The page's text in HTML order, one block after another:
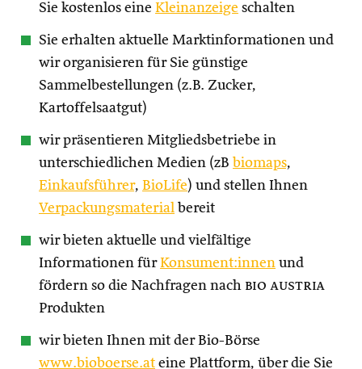
Sie kostenlos eine Kleinanzeige schalten
Sie erhalten aktuelle Marktinformationen und
wir organisieren für Sie günstige
Sammelbestellungen (z.B. Zucker,
Kartoffelsaatgut)
wir präsentieren Mitgliedsbetriebe in
unterschiedlichen Medien (zB biomaps,
Einkaufsführer, BioLife) und stellen Ihnen
Verpackungsmaterial bereit
wir bieten aktuelle und vielfältige
Informationen fürKonsument:innen und
fördern so die Nachfragen nach bio austria
Produkten
wir bieten Ihnen mit der Bio-Börse
www.bioboerse.at eine Plattform, über die Sie